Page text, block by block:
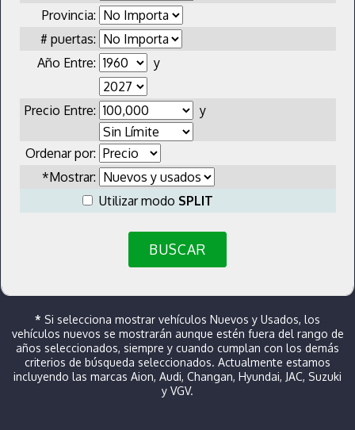
Provincia:
# puertas:
Año Entre:
y
Precio Entre: y
Ordenar por:
*Mostrar:
Utilizar modo SPLIT
BUSCAR
* Si selecciona mostrar vehículos Nuevos y Usados, los
vehículos nuevos se mostrarán aunque estén fuera del rango de
años seleccionados, siempre y cuando cumplan con los demás
criterios de búsqueda seleccionados. Actualmente estamos
incluyendo las marcas Aion, Audi, Changan, Hyundai, JAC, Suzuki
y VGV.